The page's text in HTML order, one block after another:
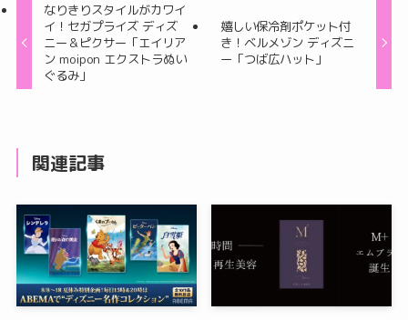
なりきりスタイルがカワイ
イ！セガプライズ ディズ
ニー＆ピクサー「エイリア
ン moipon エクストラぬい
ぐるみ」
嬉しい保冷剤ポケット付
き！ベルメゾン ディズニ
ー「つば広ハット」
関連記事